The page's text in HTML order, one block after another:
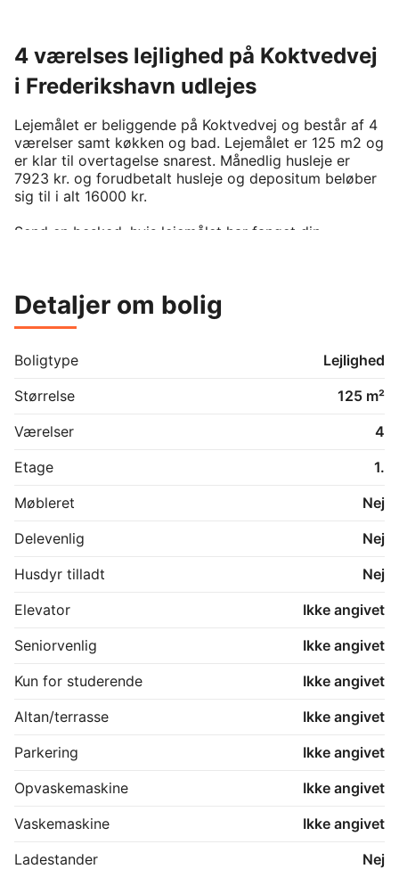
4 værelses lejlighed på Koktvedvej
i Frederikshavn udlejes
Lejemålet er beliggende på Koktvedvej og består af 4
værelser samt køkken og bad. Lejemålet er 125 m2 og
er klar til overtagelse snarest. Månedlig husleje er
7923 kr. og forudbetalt husleje og depositum beløber
sig til i alt 16000 kr.
Send en besked, hvis lejemålet har fanget din
kun reelt ledige boliger uden eksisterende venteliste
på annonceringstidspunktet. Venligst kontakt udlejer
Detaljer om bolig
Boligtype
Lejlighed
Størrelse
125 m²
Værelser
4
Etage
1.
Møbleret
Nej
Delevenlig
Nej
Husdyr tilladt
Nej
Elevator
Ikke angivet
Seniorvenlig
Ikke angivet
Kun for studerende
Ikke angivet
Altan/terrasse
Ikke angivet
Parkering
Ikke angivet
Opvaskemaskine
Ikke angivet
Vaskemaskine
Ikke angivet
Ladestander
Nej